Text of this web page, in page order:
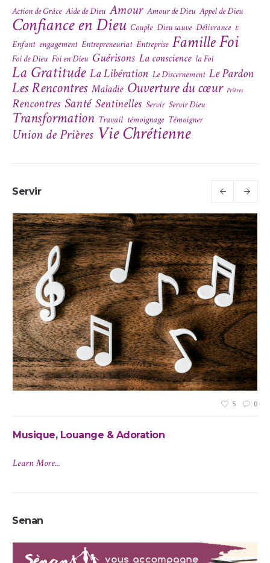
Action de Grâce Aide de Dieu Amour Amour de Dieu Appel de Dieu
Confiance en Dieu Couple Dieu sauve Délivrance E
Enfant engagement Entrepreneuriat Entreprise FamilleFoi
Foi de Dieu Foi en Dieu Guérisons La conscience la Foi
La Gratitude La Libération Le Discernement Le Pardon
Les Rencontres Maladie Ouverture du cœur Prières
Rencontres Santé Sentinelles Servir Servir Dieu
Transformation Travail témoignage Témoigner
Union de Prières Vie Chrétienne
Servir
5 0
Musique, Louange & Adoration
Learn More...
Senan